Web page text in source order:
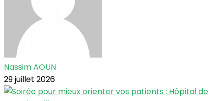
Nassim AOUN
29 juillet 2026